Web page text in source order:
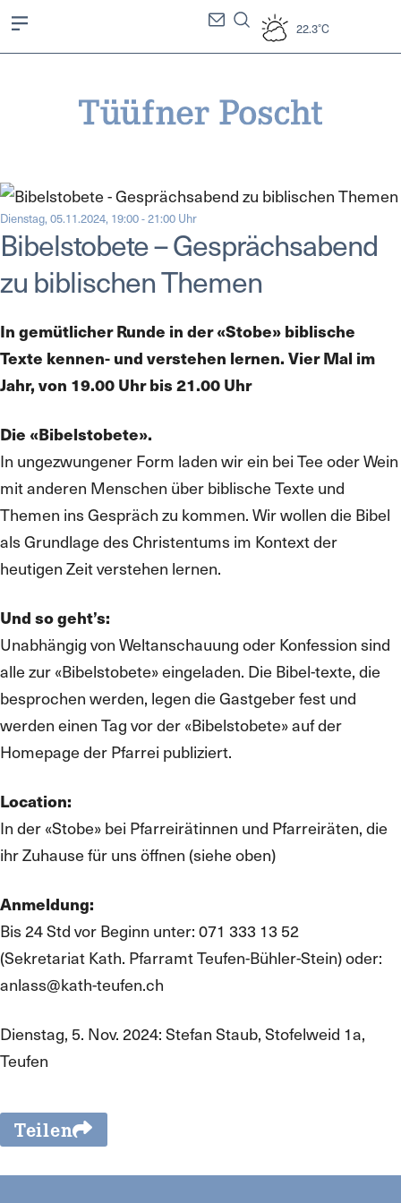
22.3°C
Dienstag, 05.11.2024, 19:00 - 21:00 Uhr
Bibelstobete – Gesprächsabend
zu biblischen Themen
In gemütlicher Runde in der «Stobe» biblische
Texte kennen- und verstehen lernen. Vier Mal im
Jahr, von 19.00 Uhr bis 21.00 Uhr
Die «Bibelstobete».
In ungezwungener Form laden wir ein bei Tee oder Wein
mit anderen Menschen über biblische Texte und
Themen ins Gespräch zu kommen. Wir wollen die Bibel
als Grundlage des Christentums im Kontext der
heutigen Zeit verstehen lernen.
Und so geht’s:
Unabhängig von Weltanschauung oder Konfession sind
alle zur «Bibelstobete» eingeladen. Die Bibel-texte, die
besprochen werden, legen die Gastgeber fest und
werden einen Tag vor der «Bibelstobete» auf der
Homepage der Pfarrei publiziert.
Location:
In der «Stobe» bei Pfarreirätinnen und Pfarreiräten, die
ihr Zuhause für uns öffnen (siehe oben)
Anmeldung:
Bis 24 Std vor Beginn unter: 071 333 13 52
(Sekretariat Kath. Pfarramt Teufen-Bühler-Stein) oder:
anlass@kath-teufen.ch
Dienstag, 5. Nov. 2024: Stefan Staub, Stofelweid 1a,
Teufen
Teilen